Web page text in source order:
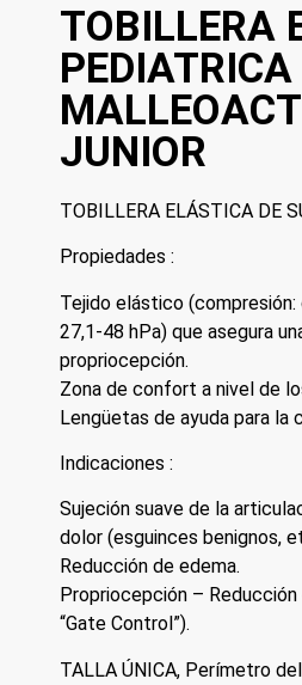
TOBILLERA
JUNIOR
TOBILLERA ELÁSTICA DE
Propiedades :
Tejido elástico
27,1-48 hPa) que asegura
propriocepción.
Zona de confort a nivel de
Lengüetas de ayuda para la
Indicaciones :
Sujeción suave de la
dolor (esguinces benignos,
Reducción de edema.
Propriocepción –
“Gate Control”).
TALLA ÚNICA, Perímetro